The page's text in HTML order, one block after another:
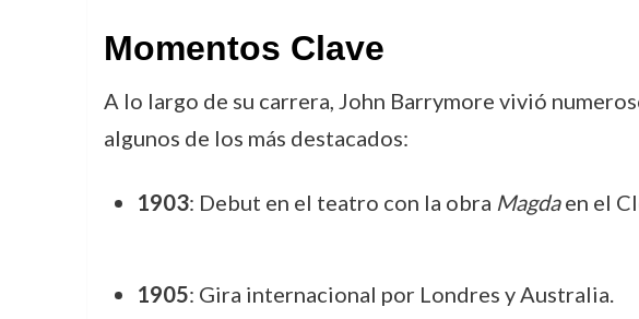
Momentos Clave
A lo largo de su carrera, John Barrymore vivió
algunos de los más destacados:
1903: Debut en el teatro con la obra Magdaen el
1905: Gira internacional por Londres y Australia.